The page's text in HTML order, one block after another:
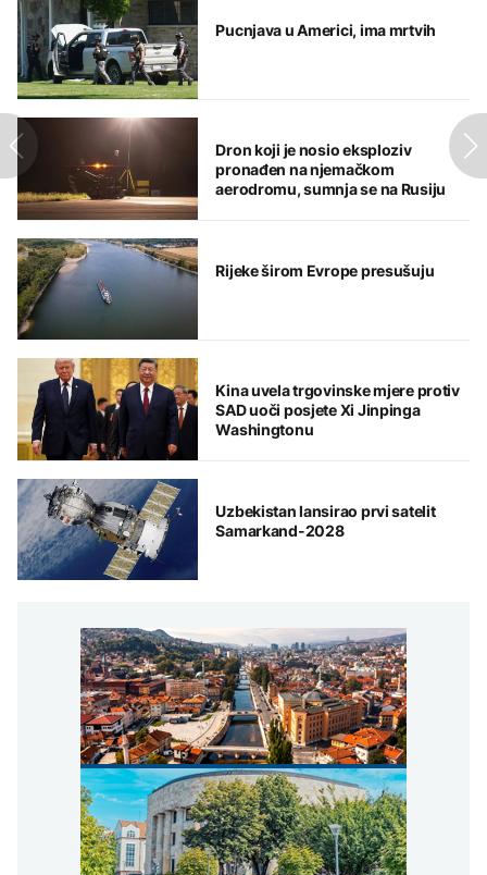
Pucnjava u Americi, ima mrtvih
Dron koji je nosio eksploziv
pronađen na njemačkom
aerodromu, sumnja se na Rusiju
Rijeke širom Evrope presušuju
Kina uvela trgovinske mjere protiv
SAD uoči posjete Xi Jinpinga
Washingtonu
Uzbekistan lansirao prvi satelit
Samarkand-2028